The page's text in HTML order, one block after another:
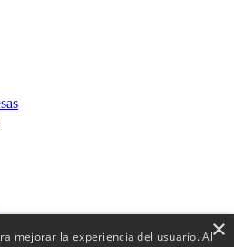
×
mejorar la experiencia del usuario. Al